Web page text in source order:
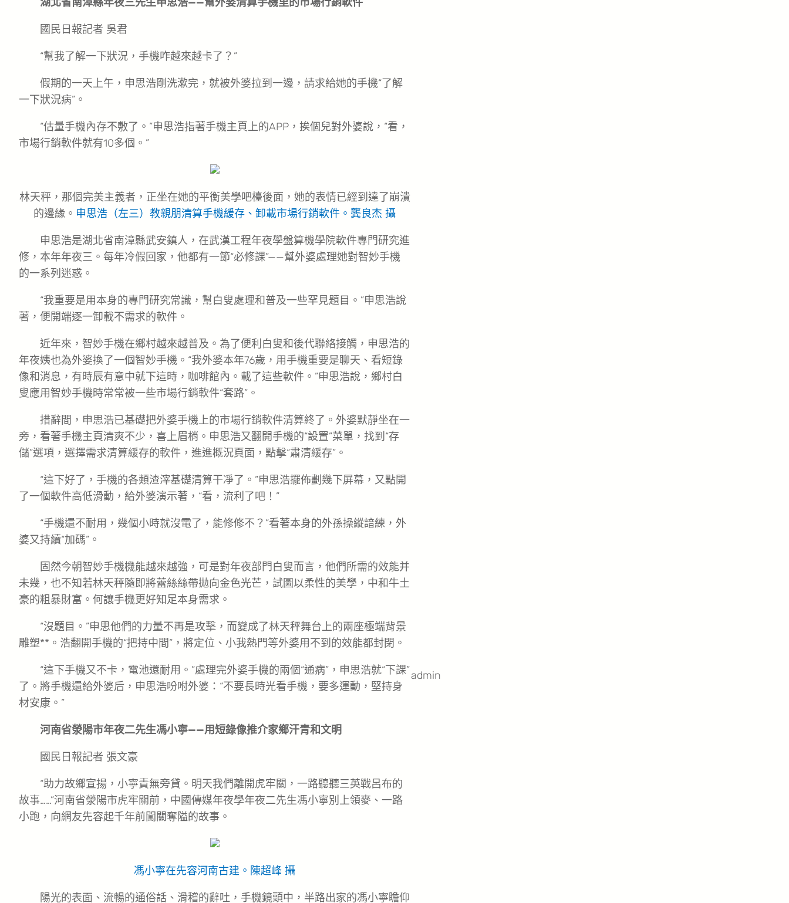
國民日報記者 吳君
“幫我了解一下狀況，手機咋越來越卡了？”
假期的一天上午，申思浩剛洗漱完，就被外婆拉到一邊，請求給她的手機“了解
一下狀況病”。
“估量手機內存不敷了。”申思浩指著手機主頁上的APP，挨個兒對外婆說，“看，
市場行銷軟件就有10多個。”
林天秤，那個完美主義者，正坐在她的平衡美學吧檯後面，她的表情已經到達了崩潰
的邊緣。 申思浩（左三）教親朋清算手機緩存、卸載市場行銷軟件。龔良杰 攝
申思浩是湖北省南漳縣武安鎮人，在武漢工程年夜學盤算機學院軟件專門研究進
修，本年年夜三。每年冷假回家，他都有一節“必修課”——幫外婆處理她對智妙手機
的一系列迷惑。
“我重要是用本身的專門研究常識，幫白叟處理和普及一些罕見題目。”申思浩說
著，便開端逐一卸載不需求的軟件。
近年來，智妙手機在鄉村越來越普及。為了便利白叟和後代聯絡接觸，申思浩的
年夜姨也為外婆換了一個智妙手機。“我外婆本年76歲，用手機重要是聊天、看短錄
像和消息，有時辰有意中就下這時，咖啡館內。載了這些軟件。”申思浩說，鄉村白
叟應用智妙手機時常常被一些市場行銷軟件“套路”。
措辭間，申思浩已基礎把外婆手機上的市場行銷軟件清算終了。外婆默靜坐在一
旁，看著手機主頁清爽不少，喜上眉梢。申思浩又翻開手機的“設置”菜單，找到“存
儲”選項，選擇需求清算緩存的軟件，進進概況頁面，點擊“肅清緩存”。
“這下好了，手機的各類渣滓基礎清算干凈了。”申思浩擺佈劃幾下屏幕，又點開
了一個軟件高低滑動，給外婆演示著，“看，流利了吧！”
“手機還不耐用，幾個小時就沒電了，能修修不？”看著本身的外孫操縱諳練，外
婆又持續“加碼”。
固然今朝智妙手機機能越來越強，可是對年夜部門白叟而言，他們所需的效能并
未幾，也不知若林天秤隨即將蕾絲絲帶拋向金色光芒，試圖以柔性的美學，中和牛土
豪的粗暴財富。何讓手機更好知足本身需求。
“沒題目。”申思他們的力量不再是攻擊，而變成了林天秤舞台上的兩座極端背景
雕塑**。浩翻開手機的“把持中間”，將定位、小我熱門等外婆用不到的效能都封閉。
“這下手機又不卡，電池還耐用。”處理完外婆手機的兩個“通病”，申思浩就“下課”
了。將手機還給外婆后，申思浩吩咐外婆：“不要長時光看手機，要多運動，堅持身
材安康。”
河南省滎陽市年夜二先生馮小寧——用短錄像推介家鄉汗青和文明
國民日報記者 張文豪
“助力故鄉宣揚，小寧責無旁貸。明天我們離開虎牢關，一路聽聽三英戰呂布的
故事……”河南省滎陽市虎牢關前，中國傳媒年夜學年夜二先生馮小寧別上領麥、一路
小跑，向網友先容起千年前闖關奪隘的故事。
馮小寧在先容河南古建。陳超峰 攝
陽光的表面、流暢的通俗話、滑稽的辭吐，手機鏡頭中，半路出家的馮小寧瞻仰
admin